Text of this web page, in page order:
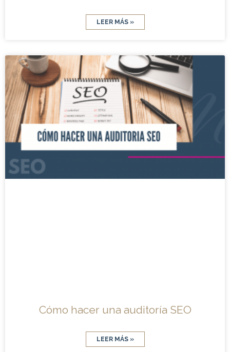
LEER MÁS »
Cómo hacer una auditoría SEO
LEER MÁS »